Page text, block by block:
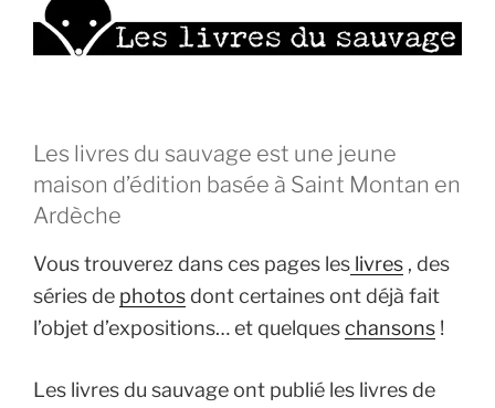
Les livres du sauvage est une jeune
maison d’édition basée à Saint Montan en
Ardèche
Vous trouverez dans ces pages les livres , des
séries de photosdont certaines ont déjà fait
l’objet d’expositions… et quelqueschansons !
Les livres du sauvage ont publié les livres de